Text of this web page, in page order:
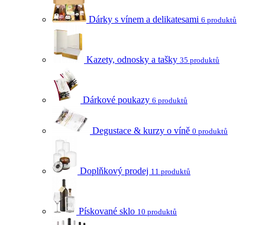
Dárky s vínem a delikatesami 6 produktů
Kazety, odnosky a tašky 35 produktů
Dárkové poukazy 6 produktů
Degustace & kurzy o víně 0 produktů
Doplňkový prodej 11 produktů
Pískované sklo 10 produktů